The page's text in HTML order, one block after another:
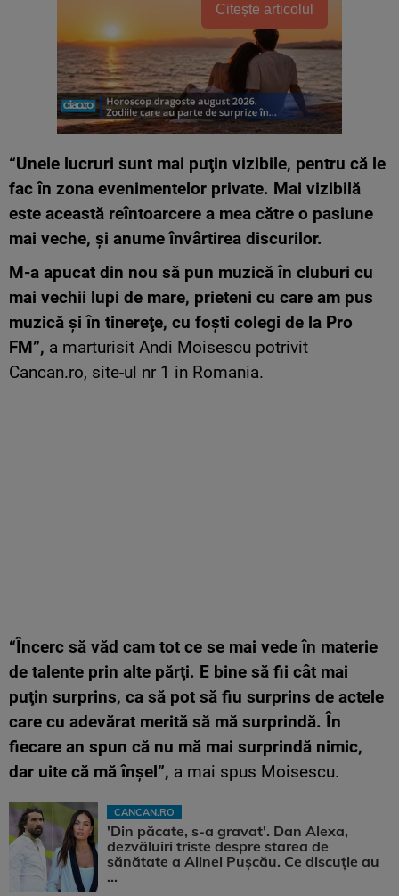
Citește articolul
“Unele lucruri sunt mai puţin vizibile, pentru că le
fac în zona evenimentelor private. Mai vizibilă
este această reîntoarcere a mea către o pasiune
mai veche, şi anume învârtirea discurilor.
M-a apucat din nou să pun muzică în cluburi cu
mai vechii lupi de mare, prieteni cu care am pus
muzică şi în tinereţe, cu foşti colegi de la Pro
FM”, a marturisit Andi Moisescu potrivit
Cancan.ro, site-ul nr 1 in Romania.
“Încerc să văd cam tot ce se mai vede în materie
de talente prin alte părţi. E bine să fii cât mai
puţin surprins, ca să pot să fiu surprins de actele
care cu adevărat merită să mă surprindă. În
fiecare an spun că nu mă mai surprindă nimic,
dar uite că mă înşel”, a mai spus Moisescu.
CANCAN.RO
'Din păcate, s-a gravat'. Dan Alexa,
dezvăluiri triste despre starea de
sănătate a Alinei Pușcău. Ce discuție au
...